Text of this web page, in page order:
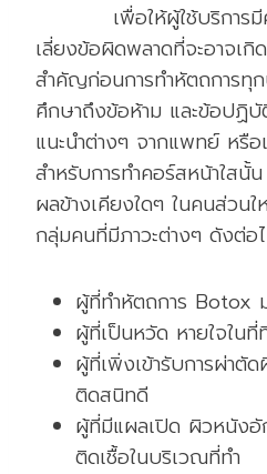
เพื่อให้ผู้ใช้บริการมีคว
เลี่ยงข้อผิดพลาดที่จะอาจเกิ
สำคัญก่อนการทำหัตถการทุก
ศึกษาถึงข้อห้าม และข้อปฏิ
แนะนำต่างๆ จากแพทย์ หรือ
สำหรับการทำคอร์สหน้าใสนั้
ผลข้างเคียงใดๆ ในคนส่วน
กลุ่มคนที่มีภาวะต่างๆ ดังต่อ
ผู้ที่ทำหัตถการ Botox
ผู้ที่เป็นหวัด หายใจในที่
ผู้ที่เพิ่งเข้ารับการผ่าตั
ติดสนิทดี
ผู้ที่มีแผลเปิด ผิวหนัง
ติดเชื้อในบริเวณที่ทำ